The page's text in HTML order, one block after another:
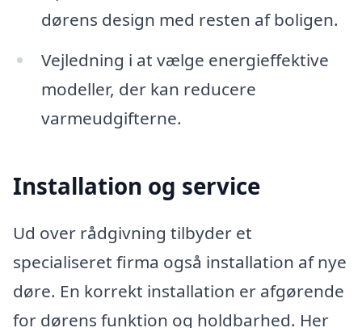
dørens design med resten af boligen.
Vejledning i at vælge energieffektive
modeller, der kan reducere
varmeudgifterne.
Installation og service
Ud over rådgivning tilbyder et
specialiseret firma også installation af nye
døre. En korrekt installation er afgørende
for dørens funktion og holdbarhed. Her